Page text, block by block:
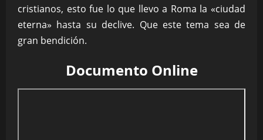
cristianos, esto fue lo que llevo a Roma la «ciudad
eterna» hasta su declive. Que este tema sea de
gran bendición.
Documento Online